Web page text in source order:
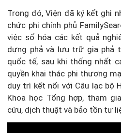
Trong đó, Viện đã ký kết ghi
chức phi chính phủ
việc số hóa các kết quả
dựng phả và lưu trữ gia phả
quốc tế, sau khi thống nhất
quyền khai thác phi thương
duy trì kết nối với Câu lạc bộ
Khoa học Tổng hợp, tham
cứu, dịch thuật và bảo tồn tư